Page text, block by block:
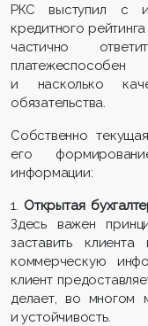
РКС выступил с
кредитного
частично
и насколько
обязательства.
Собственно
его
информации:
1. Открытая
Здесь важен
заставить
коммерческую
клиент
делает, во многом
и устойчивость.